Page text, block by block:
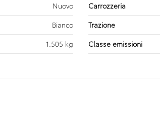
Nuovo Carrozzeria
Bianco Trazione
1.505 kg Classe emissioni